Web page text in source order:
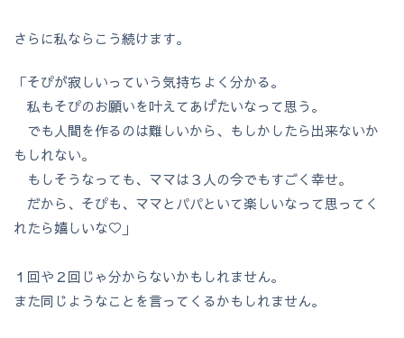
さらに私ならこう続けます。
「そぴが寂しいっていう気持ちよく分かる。
私もそぴのお願いを叶えてあげたいなって思う。
でも人間を作るのは難しいから、もしかしたら出来ないか
もしれない。
もしそうなっても、ママは３人の今でもすごく幸せ。
だから、そぴも、ママとパパといて楽しいなって思ってく
れたら嬉しいな♡」
１回や２回じゃ分からないかもしれません。
また同じようなことを言ってくるかもしれません。